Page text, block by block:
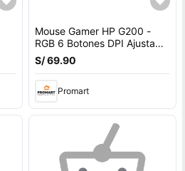
Mouse Gamer HP G200 -
RGB 6 Botones DPI Ajustable
- Blanco
S/ 69.90
Promart